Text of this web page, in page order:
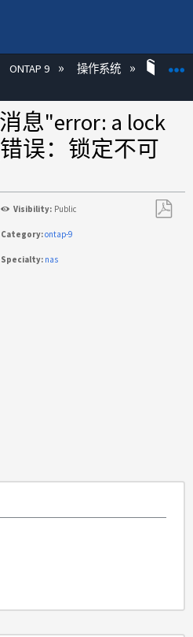
ONTAP 9 操作系统
息"error: a lock
误：锁定不可
Visibility: Public
Category:ontap-9
Specialty: nas